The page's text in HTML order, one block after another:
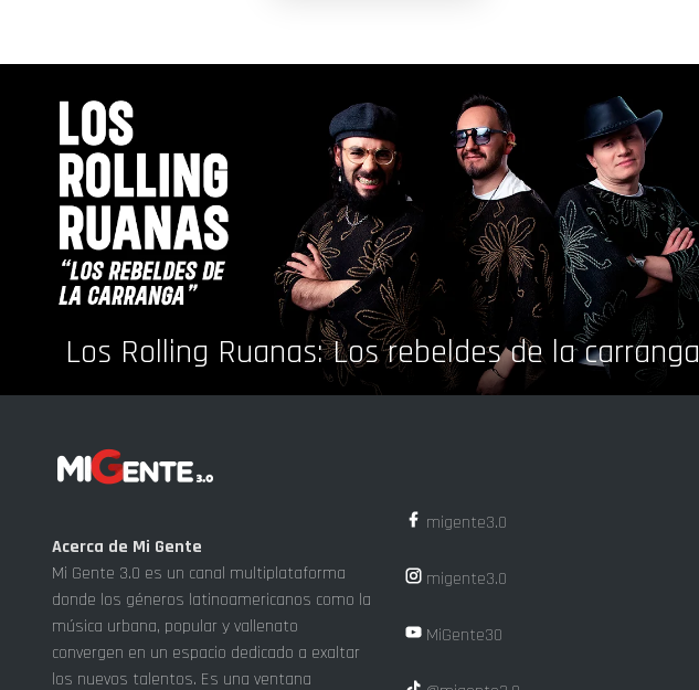
Los Rolling Ruanas: Los rebeldes de la carranga
Acerca de Mi Gente
Mi Gente 3.0 es un canal multiplataforma
donde los géneros latinoamericanos como la
música urbana, popular y vallenato
convergen en un espacio dedicado a exaltar
los nuevos talentos. Es una ventana
migente3.0
migente3.0
MiGente30